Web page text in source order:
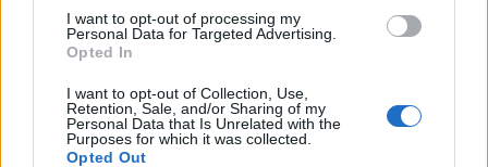
I want to opt-out of processing my
Personal Data for Targeted Advertising.
Opted In
I want to opt-out of Collection, Use,
Retention, Sale, and/or Sharing of my
Personal Data that Is Unrelated with the
Purposes for which it was collected.
Opted Out